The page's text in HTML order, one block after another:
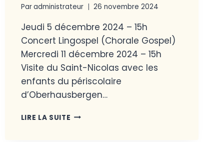
Paradministrateur 26 novembre 2024
Jeudi 5 décembre 2024 – 15h
Concert Lingospel (Chorale Gospel)
Mercredi 11 décembre 2024 – 15h
Visite du Saint-Nicolas avec les
enfants du périscolaire
d’Oberhausbergen…
LIRE LA SUITE